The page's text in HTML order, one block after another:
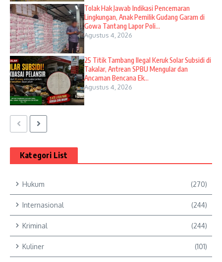
Tolak Hak Jawab Indikasi Pencemaran
Lingkungan, Anak Pemilik Gudang Garam di
Gowa Tantang Lapor Poli...
Agustus 4, 2026
25 Titik Tambang Ilegal Keruk Solar Subsidi di
Takalar, Antrean SPBU Mengular dan
Ancaman Bencana Ek...
Agustus 4, 2026
Kategori List
Hukum (270)
Internasional (244)
Kriminal (244)
Kuliner (101)